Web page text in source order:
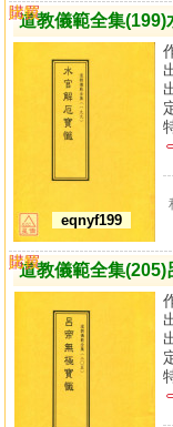
道教儀範全集(199)
eqnyf199
購買
比較
道教儀範全集(205)
購買
比較